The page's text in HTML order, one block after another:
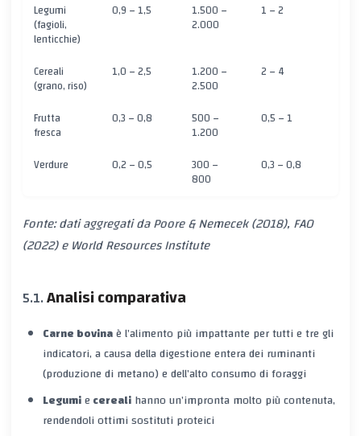
Legumi
(fagioli,
lenticchie)
0,9 – 1,5 1.500 –
2.000
1 – 2
Cereali
(grano, riso)
1,0 – 2,5 1.200 –
2.500
2 – 4
Frutta
fresca
0,3 – 0,8 500 –
1.200
0,5 – 1
Verdure 0,2 – 0,5 300 –
800
0,3 – 0,8
Fonte: dati aggregati da Poore & Nemecek (2018), FAO
(2022) e World Resources Institute
Analisi comparativa
Carne bovinaè l’alimento più impattante per tutti e tre gli
indicatori, a causa della digestione entera dei ruminanti
(produzione di metano) e dell’alto consumo di foraggi
Legumiecerealihanno un’impronta molto più contenuta,
rendendoli ottimi sostituti proteici